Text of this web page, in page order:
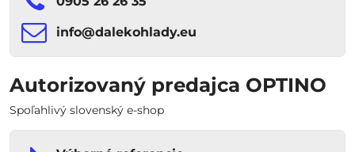
info​​@dalekohlady​​.eu
Autorizovaný predajca OPTINO
Spoľahlivý slovenský e-shop